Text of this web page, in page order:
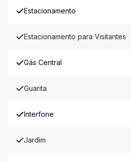
Estacionamento
Estacionamento para Visitantes
Gás Central
Guarita
Interfone
Jardim